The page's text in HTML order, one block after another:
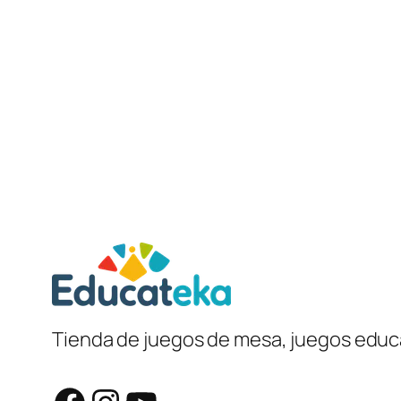
Tienda de juegos de mesa, juegos